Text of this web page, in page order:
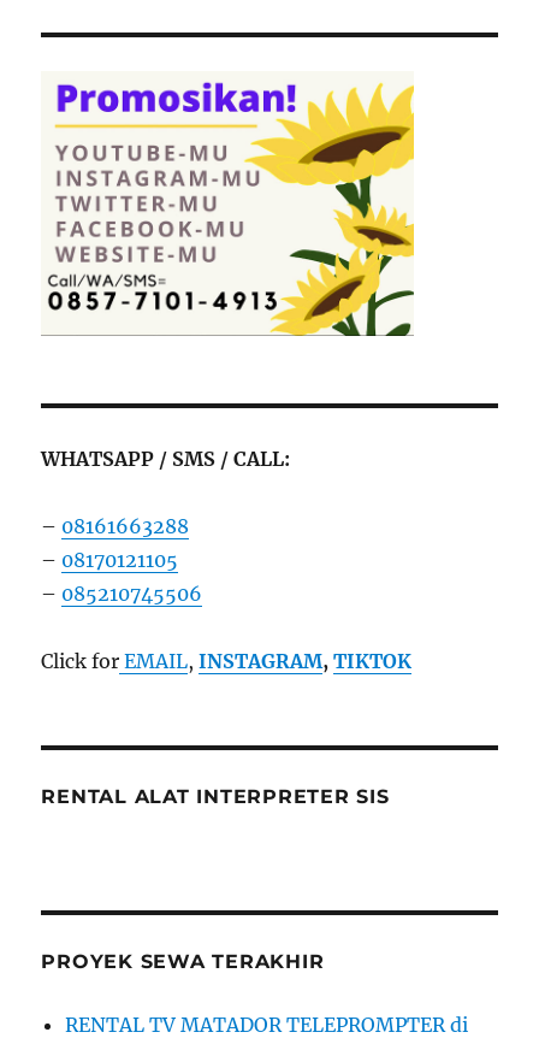
WHATSAPP / SMS / CALL:
– 08161663288
– 08170121105
– 085210745506
Click for EMAIL, INSTAGRAM, TIKTOK
RENTAL ALAT INTERPRETER SIS
PROYEK SEWA TERAKHIR
RENTAL TV MATADOR TELEPROMPTER di